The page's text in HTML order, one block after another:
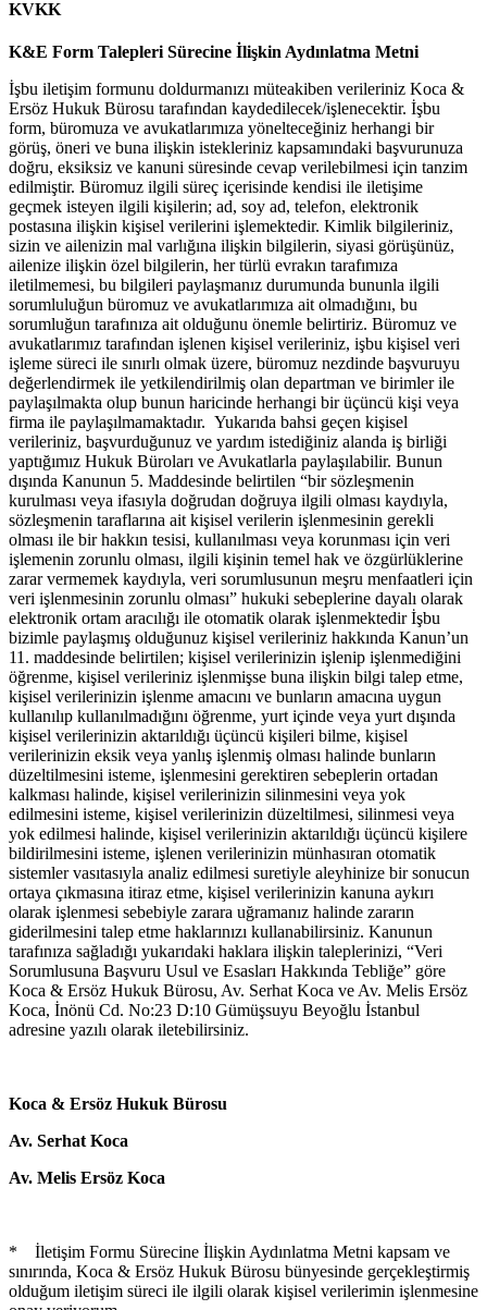
KVKK
K&E Form Talepleri Sürecine İlişkin Aydınlatma Metni
İşbu iletişim formunu doldurmanızı müteakiben verileriniz Koca &
Ersöz Hukuk Bürosu tarafından kaydedilecek/işlenecektir. İşbu
form, büromuza ve avukatlarımıza yönelteceğiniz herhangi bir
görüş, öneri ve buna ilişkin istekleriniz kapsamındaki başvurunuza
doğru, eksiksiz ve kanuni süresinde cevap verilebilmesi için tanzim
edilmiştir. Büromuz ilgili süreç içerisinde kendisi ile iletişime
geçmek isteyen ilgili kişilerin; ad, soy ad, telefon, elektronik
postasına ilişkin kişisel verilerini işlemektedir. Kimlik bilgileriniz,
sizin ve ailenizin mal varlığına ilişkin bilgilerin, siyasi görüşünüz,
ailenize ilişkin özel bilgilerin, her türlü evrakın tarafımıza
iletilmemesi, bu bilgileri paylaşmanız durumunda bununla ilgili
sorumluluğun büromuz ve avukatlarımıza ait olmadığını, bu
sorumluğun tarafınıza ait olduğunu önemle belirtiriz. Büromuz ve
avukatlarımız tarafından işlenen kişisel verileriniz, işbu kişisel veri
işleme süreci ile sınırlı olmak üzere, büromuz nezdinde başvuruyu
değerlendirmek ile yetkilendirilmiş olan departman ve birimler ile
paylaşılmakta olup bunun haricinde herhangi bir üçüncü kişi veya
firma ile paylaşılmamaktadır. Yukarıda bahsi geçen kişisel
verileriniz, başvurduğunuz ve yardım istediğiniz alanda iş birliği
yaptığımız Hukuk Büroları ve Avukatlarla paylaşılabilir. Bunun
dışında Kanunun 5. Maddesinde belirtilen “bir sözleşmenin
kurulması veya ifasıyla doğrudan doğruya ilgili olması kaydıyla,
sözleşmenin taraflarına ait kişisel verilerin işlenmesinin gerekli
olması ile bir hakkın tesisi, kullanılması veya korunması için veri
işlemenin zorunlu olması, ilgili kişinin temel hak ve özgürlüklerine
zarar vermemek kaydıyla, veri sorumlusunun meşru menfaatleri için
veri işlenmesinin zorunlu olması” hukuki sebeplerine dayalı olarak
elektronik ortam aracılığı ile otomatik olarak işlenmektedir İşbu
bizimle paylaşmış olduğunuz kişisel verileriniz hakkında Kanun’un
11. maddesinde belirtilen; kişisel verilerinizin işlenip işlenmediğini
öğrenme, kişisel verileriniz işlenmişse buna ilişkin bilgi talep etme,
kişisel verilerinizin işlenme amacını ve bunların amacına uygun
kullanılıp kullanılmadığını öğrenme, yurt içinde veya yurt dışında
kişisel verilerinizin aktarıldığı üçüncü kişileri bilme, kişisel
verilerinizin eksik veya yanlış işlenmiş olması halinde bunların
düzeltilmesini isteme, işlenmesini gerektiren sebeplerin ortadan
kalkması halinde, kişisel verilerinizin silinmesini veya yok
edilmesini isteme, kişisel verilerinizin düzeltilmesi, silinmesi veya
yok edilmesi halinde, kişisel verilerinizin aktarıldığı üçüncü kişilere
bildirilmesini isteme, işlenen verilerinizin münhasıran otomatik
sistemler vasıtasıyla analiz edilmesi suretiyle aleyhinize bir sonucun
ortaya çıkmasına itiraz etme, kişisel verilerinizin kanuna aykırı
olarak işlenmesi sebebiyle zarara uğramanız halinde zararın
giderilmesini talep etme haklarınızı kullanabilirsiniz. Kanunun
tarafınıza sağladığı yukarıdaki haklara ilişkin taleplerinizi, “Veri
Sorumlusuna Başvuru Usul ve Esasları Hakkında Tebliğe” göre
Koca & Ersöz Hukuk Bürosu, Av. Serhat Koca ve Av. Melis Ersöz
Koca, İnönü Cd. No:23 D:10 Gümüşsuyu Beyoğlu İstanbul
adresine yazılı olarak iletebilirsiniz.
Koca & Ersöz Hukuk Bürosu
Av. Serhat Koca
Av. Melis Ersöz Koca
* İletişim Formu Sürecine İlişkin Aydınlatma Metni kapsam ve
sınırında, Koca & Ersöz Hukuk Bürosu bünyesinde gerçekleştirmiş
olduğum iletişim süreci ile ilgili olarak kişisel verilerimin işlenmesine